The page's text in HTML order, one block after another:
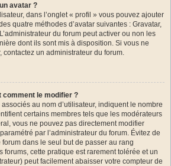
avatar ?
dans l’onglet « profil » vous pouvez ajouter
quatre méthodes d’avatar suivantes : Gravatar,
du forum peut activer ou non les
dont ils sont mis à disposition. Si vous ne
contactez un administrateur du forum.
comment le modifier ?
au nom d’utilisateur, indiquent le nombre
certains membres tels que les modérateurs
vous ne pouvez pas directement modifier
par l’administrateur du forum. Évitez de
dans le seul but de passer au rang
forums, cette pratique est rarement tolérée et un
peut facilement abaisser votre compteur de